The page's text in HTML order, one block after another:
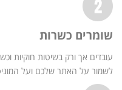
שומרים כשרות
עובדים אך ורק בשיטות חוקיות
לשמור על האתר שלכם ועל